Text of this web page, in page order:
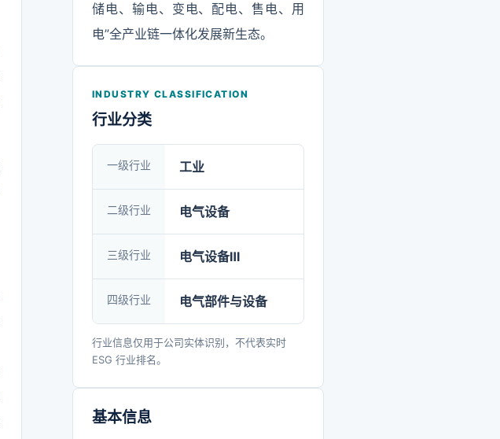
储电、输电、变电、配电、售电、用
电”全产业链一体化发展新生态。
INDUSTRY CLASSIFICATION
行业分类
一级行业 工业
二级行业 电气设备
三级行业 电气设备Ⅲ
四级行业 电气部件与设备
行业信息仅用于公司实体识别，不代表实时
ESG 行业排名。
基本信息